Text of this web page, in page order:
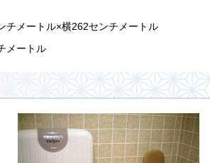
チメートル×横262センチメートル
メートル